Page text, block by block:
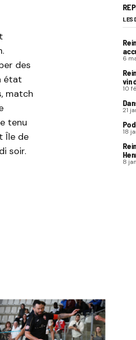
des
état
match
tenu
Île de
soir.
LES
6
vin
10
21
18
8